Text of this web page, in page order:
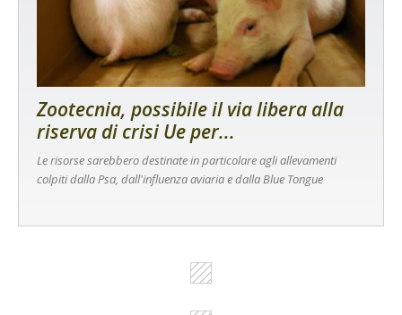
Zootecnia, possibile il via libera alla
riserva di crisi Ue per...
Le risorse sarebbero destinate in particolare agli allevamenti
colpiti dalla Psa, dall'influenza aviaria e dalla Blue Tongue